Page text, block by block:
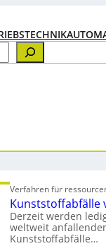
Verfahren für
Kunststoffabfälle
Derzeit werden
weltweit
Kunststoffabfälle…